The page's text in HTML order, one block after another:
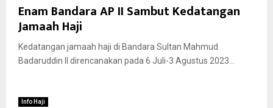
Enam Bandara AP II Sambut Kedatangan
Jamaah Haji
Kedatangan jamaah haji di Bandara Sultan Mahmud
Badaruddin II direncanakan pada 6 Juli-3 Agustus 2023...
Info Haji